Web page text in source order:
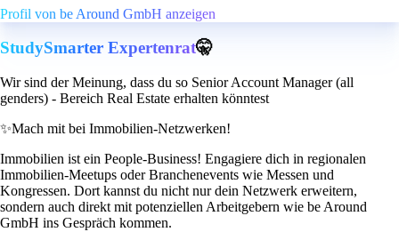
Profil von be Around GmbH anzeigen
StudySmarter Expertenrat🤫
Wir sind der Meinung, dass du so Senior Account Manager (all
genders) - Bereich Real Estate erhalten könntest
✨Mach mit bei Immobilien-Netzwerken!
Immobilien ist ein People-Business! Engagiere dich in regionalen
Immobilien-Meetups oder Branchenevents wie Messen und
Kongressen. Dort kannst du nicht nur dein Netzwerk erweitern,
sondern auch direkt mit potenziellen Arbeitgebern wie be Around
GmbH ins Gespräch kommen.